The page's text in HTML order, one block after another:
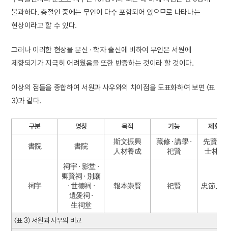
불과하다. 충절인 중에는 무인이 다수 포함되어 있으므로 나타나는
현상이라고 할 수 있다.
그러나 이러한 현상을 문신 · 학자 출신에 비하여 무인은 서원에
제향되기가 지극히 어려웠음을 또한 반증하는 것이라 할 것이다.
이상의 점들을 종합하여 서원과 사우와의 차이점을 도표화하여 보면 〈표
3〉과 같다.
구분 명칭 목적 기능 제향
書院 書院
斯文振興
人材養成
藏修 · 講學 ·
祀賢
先賢 ·
士林 ·
祠宇
祠宇 · 影堂 ·
卿賢祠 · 別廟
· 世德祠 ·
遺愛祠 ·
生祠堂
報本崇賢 祀賢 忠節人 ·
〈표 3〉 서원과 사우의 비교